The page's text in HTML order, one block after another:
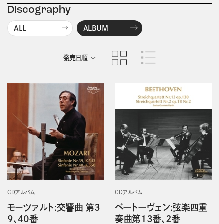
Discography
ALL ALBUM
発売日順
CDアルバム
モーツァルト:交響曲 第3
9、40番
CDアルバム
ベートーヴェン:弦楽四重
奏曲第13番、2番